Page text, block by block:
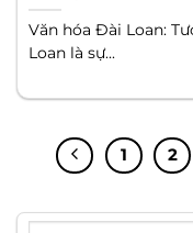
Văn hóa Đài Loan:
Loan là sự...
1 2